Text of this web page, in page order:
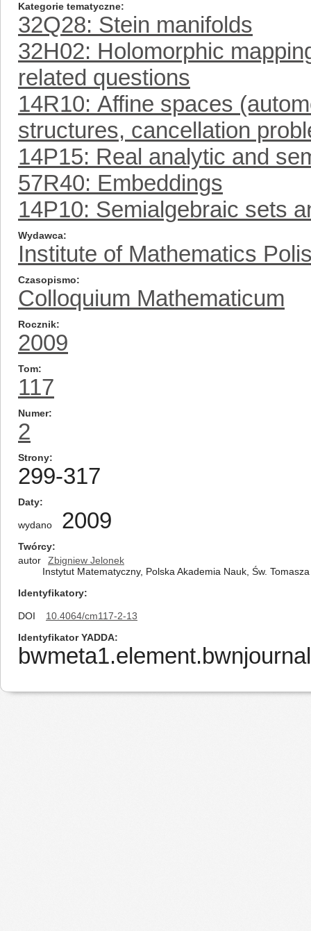
Kategorie tematyczne
32Q28: Stein manifolds
32H02: Holomorphic
related questions
14R10: Affine spaces
structures, cancellation
14P15: Real analytic and
57R40: Embeddings
14P10: Semialgebraic sets
Wydawca
Institute of Mathematics
Czasopismo
Colloquium Mathematicum
Rocznik
2009
Tom
117
Numer
2
Strony
299-317
Daty
wydano 2009
Twórcy
autor
Zbigniew Jelonek
Instytut Matematyczny, Polska Akademia Nauk, Św.
Identyfikatory
DOI
10.4064/cm117-2-13
Identyfikator YADDA